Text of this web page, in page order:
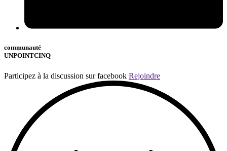
communauté
UNPOINTCINQ
Participez à la discussion sur facebook Rejoindre